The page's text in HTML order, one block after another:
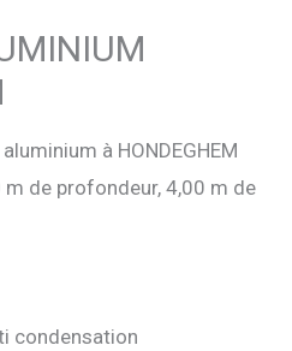
à HONDEGHEM
de profondeur, 4,00 m de
condensation